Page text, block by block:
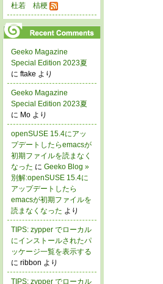
杜若 桔梗
Geeko Magazine
Special Edition 2023夏
に ftake より
Geeko Magazine
Special Edition 2023夏
に Mo より
openSUSE 15.4にアッ
プデートしたらemacsが
初期ファイルを読まなく
なった に Geeko Blog »
別解:openSUSE 15.4に
アップデートしたら
emacsが初期ファイルを
読まなくなった より
TIPS: zypper でローカル
にインストールされたパ
ッケージ一覧を表示する
に ribbon より
TIPS: zypper でローカル